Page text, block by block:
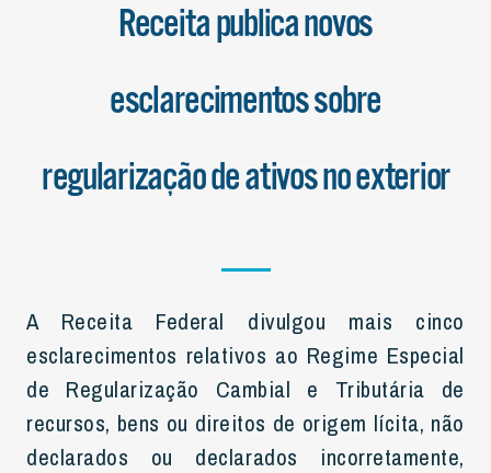
Receita publica novos
esclarecimentos sobre
regularização de ativos no exterior
A Receita Federal divulgou mais cinco
esclarecimentos relativos ao Regime Especial
de Regularização Cambial e Tributária de
recursos, bens ou direitos de origem lícita, não
declarados ou declarados incorretamente,